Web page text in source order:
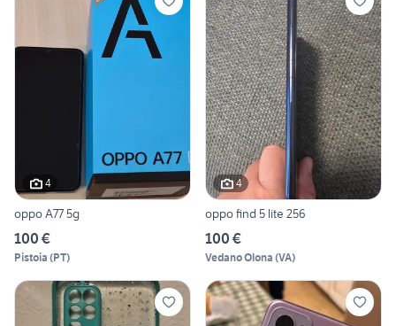
4
oppo A77 5g
100 €
Pistoia (PT)
4
oppo find 5 lite 256
100 €
Vedano Olona (VA)